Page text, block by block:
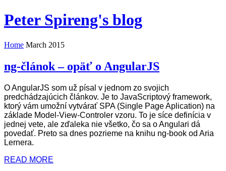
Peter Spireng's blog
Home March 2015
ng-článok – opäť o AngularJS
O AngularJS som už písal v jednom zo svojich
predchádzajúcich článkov. Je to JavaScriptový framework,
ktorý vám umožní vytvárať SPA (Single Page Aplication) na
základe Model-View-Controler vzoru. To je síce definícia v
jednej vete, ale zďaleka nie všetko, čo sa o Angulari dá
povedať. Preto sa dnes pozrieme na knihu ng-book od Aria
Lernera.
READ MORE